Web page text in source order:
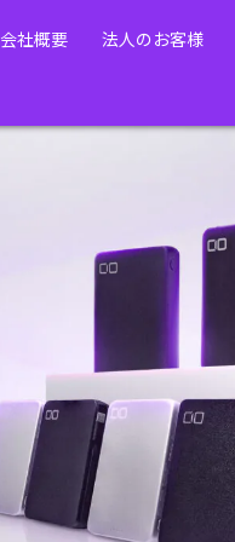
会社概要 法人のお客様